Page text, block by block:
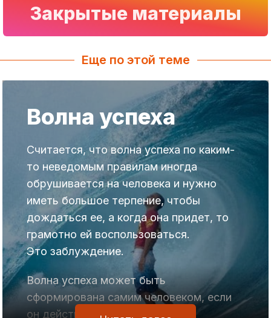
Закрытые материалы
Еще по этой теме
Волна успеха
Считается, что волна успеха по каким-
то неведомым правилам иногда
обрушивается на человека и нужно
иметь большое терпение, чтобы
дождаться ее, а когда она придет, то
грамотно ей воспользоваться.
Это заблуждение.
Волна успеха может быть
сформирована самим человеком, если
он действует по определенным